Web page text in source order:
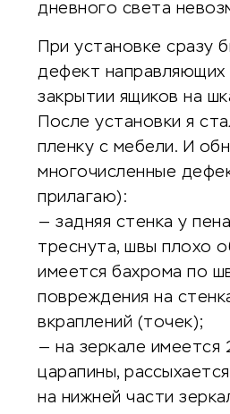
дневного света
При установке сразу
дефект направляющих
закрытии ящиков на
После установки я
пленку с мебели. И
многочисленные
прилагаю):
— задняя стенка у
треснута, швы плохо
имеется бахрома по
повреждения на
вкраплений (точек);
— на зеркале имеется
царапины,
на нижней части